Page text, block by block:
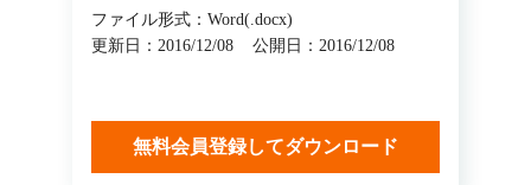
ファイル形式：Word(.docx)
更新日：2016/12/08
公開日：2016/12/08
無料会員登録してダウンロード